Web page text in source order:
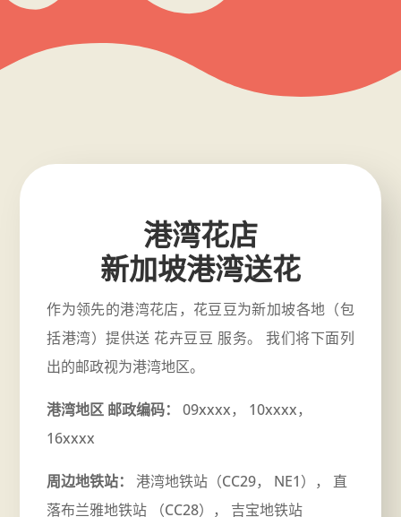
港湾花店
新加坡港湾送花
作为领先的港湾花店，花豆豆为新加坡各地（包
括港湾）提供送 花卉豆豆 服务。 我们将下面列
出的邮政视为港湾地区。
港湾地区 邮政编码：
09xxxx， 10xxxx，
16xxxx
周边地铁站：
港湾地铁站（CC29， NE1）， 直
落布兰雅地铁站 （CC28）， 吉宝地铁站